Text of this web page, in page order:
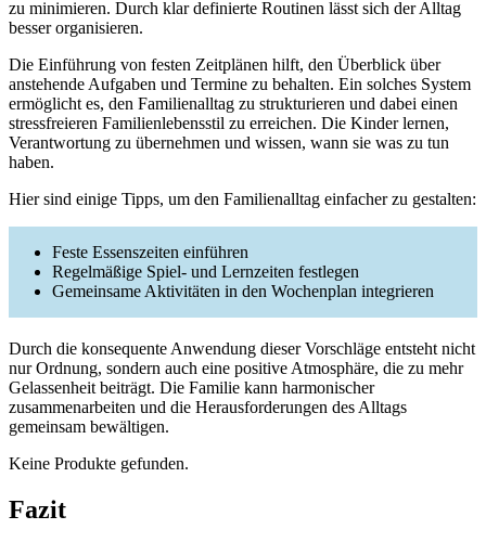
zu minimieren. Durch klar definierte Routinen lässt sich der Alltag
besser organisieren.
Die Einführung von festen Zeitplänen hilft, den Überblick über
anstehende Aufgaben und Termine zu behalten. Ein solches System
ermöglicht es, den Familienalltag zu strukturieren und dabei einen
stressfreieren Familienlebensstil zu erreichen. Die Kinder lernen,
Verantwortung zu übernehmen und wissen, wann sie was zu tun
haben.
Hier sind einige Tipps, um den Familienalltag einfacher zu gestalten:
Feste Essenszeiten einführen
Regelmäßige Spiel- und Lernzeiten festlegen
Gemeinsame Aktivitäten in den Wochenplan integrieren
Durch die konsequente Anwendung dieser Vorschläge entsteht nicht
nur Ordnung, sondern auch eine positive Atmosphäre, die zu mehr
Gelassenheit beiträgt. Die Familie kann harmonischer
zusammenarbeiten und die Herausforderungen des Alltags
gemeinsam bewältigen.
Keine Produkte gefunden.
Fazit